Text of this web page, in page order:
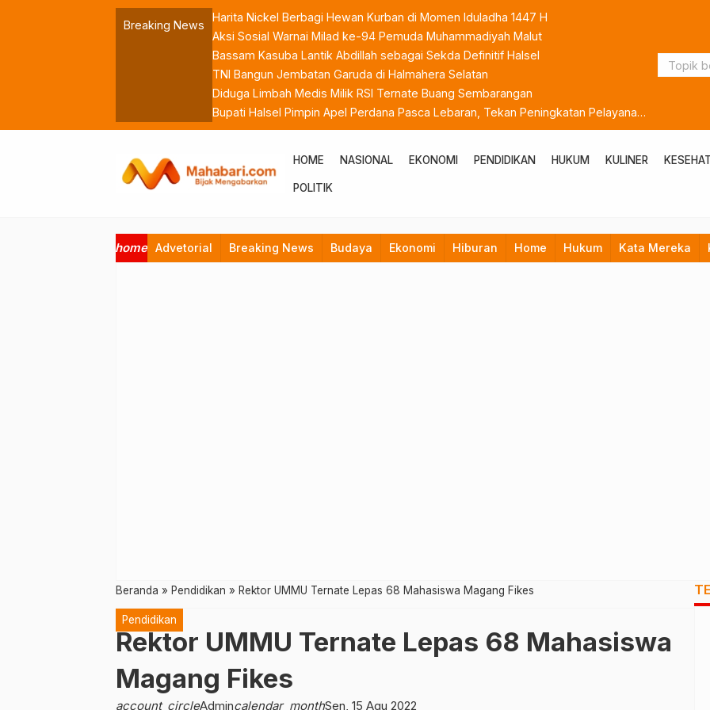
Breaking News
Harita Nickel Berbagi Hewan Kurban di Momen Iduladha 1447 H
Aksi Sosial Warnai Milad ke-94 Pemuda Muhammadiyah Malut
Bassam Kasuba Lantik Abdillah sebagai Sekda Definitif Halsel
TNI Bangun Jembatan Garuda di Halmahera Selatan
Diduga Limbah Medis Milik RSI Ternate Buang Sembarangan
Bupati Halsel Pimpin Apel Perdana Pasca Lebaran, Tekan Peningkatan Pelayanan
ASN
HOME NASIONAL EKONOMI PENDIDIKAN HUKUM KULINER
POLITIK
home Advetorial Breaking News Budaya Ekonomi Hiburan Home Hukum Kata Mereka
Beranda » Pendidikan » Rektor UMMU Ternate Lepas 68 Mahasiswa Magang Fikes
Pendidikan
Rektor UMMU Ternate Lepas 68 Mahasiswa
Magang Fikes
account_circleAdmincalendar_monthSen, 15 Agu 2022